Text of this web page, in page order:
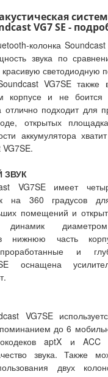
VG7 SE -
колонка
звука по
светодиодную
VG7SE также
корпусе и не боится
отлично подходит для
открытых
аккумулятора
ЗВУК
VG7SE имеет
на 360 градусов
помещений и
динамик
нижнюю часть
проработанные и
оснащена
VG7SE
до 6
aptX и ACC
звука. Также
двух